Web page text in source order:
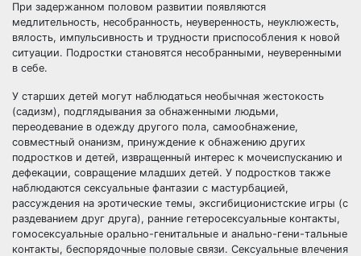
При задержанном половом развитии появляются
медлительность, несобранность, неуверенность, неуклюжесть,
вялость, импульсивность и трудности приспособления к новой
ситуации. Подростки становятся несобранными, неуверенными
в себе.
У старших детей могут наблюдаться необычная жестокость
(садизм), подглядывания за обнаженными людьми,
переодевание в одежду другого пола, самообнажение,
совместный онанизм, принуждение к обнажению других
подростков и детей, извращенный интерес к мочеиспусканию и
дефекации, совращение младших детей. У подростков также
наблюдаются сексуальные фантазии с мастурбацией,
рассуждения на эротические темы, эксгибиционистские игры (с
раздеванием друг друга), ранние гетеросексуальные контакты,
гомосексуальные орально-генитальные и анально-гени-тальные
контакты, беспорядочные половые связи. Сексуальные влечения